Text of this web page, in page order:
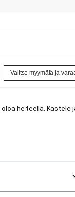
Valitse myymälä ja
helteellä. Kastele